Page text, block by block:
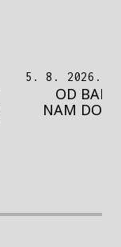
5. 8. 2026.
PEDJA
MOTIVE